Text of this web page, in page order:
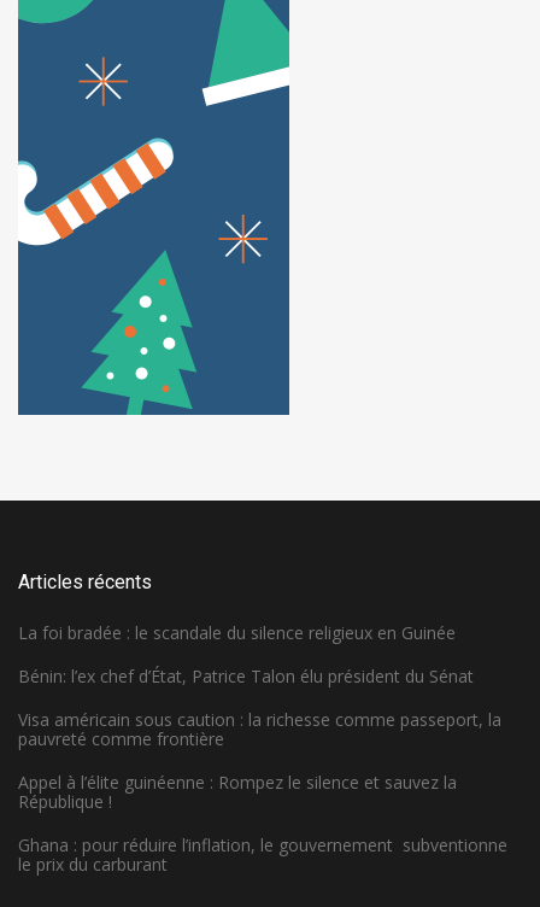
Articles récents
La foi bradée : le scandale du silence religieux en Guinée
Bénin: l’ex chef d’État, Patrice Talon élu président du Sénat
Visa américain sous caution : la richesse comme passeport, la
pauvreté comme frontière
Appel à l’élite guinéenne : Rompez le silence et sauvez la
République !
Ghana : pour réduire l’inflation, le gouvernement subventionne
le prix du carburant